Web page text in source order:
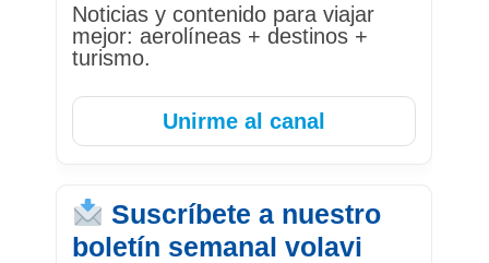
Noticias y contenido para viajar
mejor: aerolíneas + destinos +
turismo.
Unirme al canal
Suscríbete a nuestro
boletín semanal volavi